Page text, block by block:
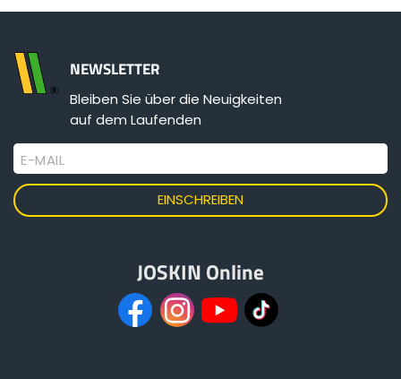
NEWSLETTER
Bleiben Sie über die Neuigkeiten
auf dem Laufenden
E-MAIL
JOSKIN Online